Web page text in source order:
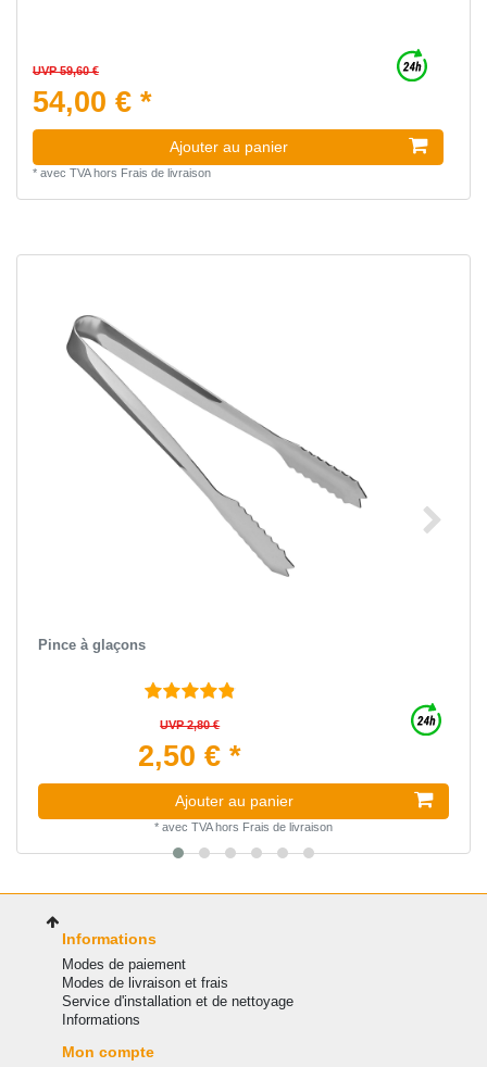
UVP 59,60 €
54,00 € *
Ajouter au panier
* avec TVAhors Frais de livraison
Pince à glaçons
UVP 2,80 €
2,50 € *
Ajouter au panier
* avec TVAhors Frais de livraison
Informations
Modes de paiement
Modes de livraison et frais
Service d'installation et de nettoyage
Informations
Mon compte